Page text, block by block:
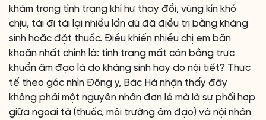
khám trong tình trạng khí hư thay đổi, vùng kín khó
chịu, tái đi tái lại nhiều lần dù đã điều trị bằng kháng
sinh hoặc đặt thuốc. Điều khiến nhiều chị em băn
khoăn nhất chính là: tình trạng mất cân bằng trực
khuẩn âm đạo là do kháng sinh hay do nội tiết? Thực
tế theo góc nhìn Đông y, Bác Hà nhận thấy đây
không phải một nguyên nhân đơn lẻ mà là sự phối hợp
giữa ngoại tà (thuốc, môi trường âm đạo) và nội nhân